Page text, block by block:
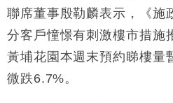
聯席董事殷勒麟表示，《施
分客戶憧憬有刺激樓市措施
黃埔花園本週末預約睇樓量
微跌6.7%。